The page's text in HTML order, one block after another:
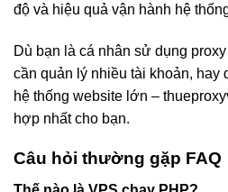
độ và hiệu quả vận hành hệ
Dù bạn là cá nhân sử dụng
cần quản lý nhiều tài khoản, hay
hệ thống website lớn –
hợp nhất cho bạn.
Câu hỏi thường gặp FAQ